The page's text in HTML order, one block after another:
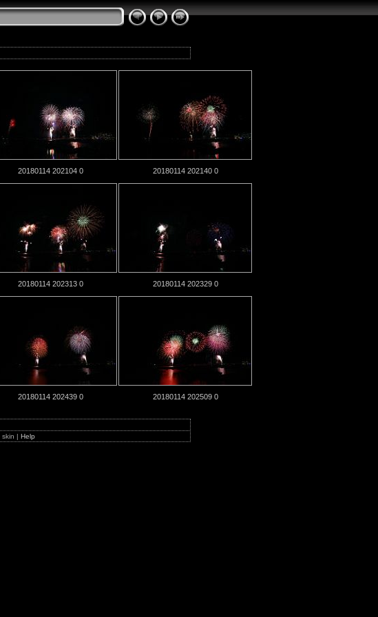
20180114 202104 0 20180114 202140 0
20180114 202313 0 20180114 202329 0
20180114 202439 0 20180114 202509 0
skin | Help